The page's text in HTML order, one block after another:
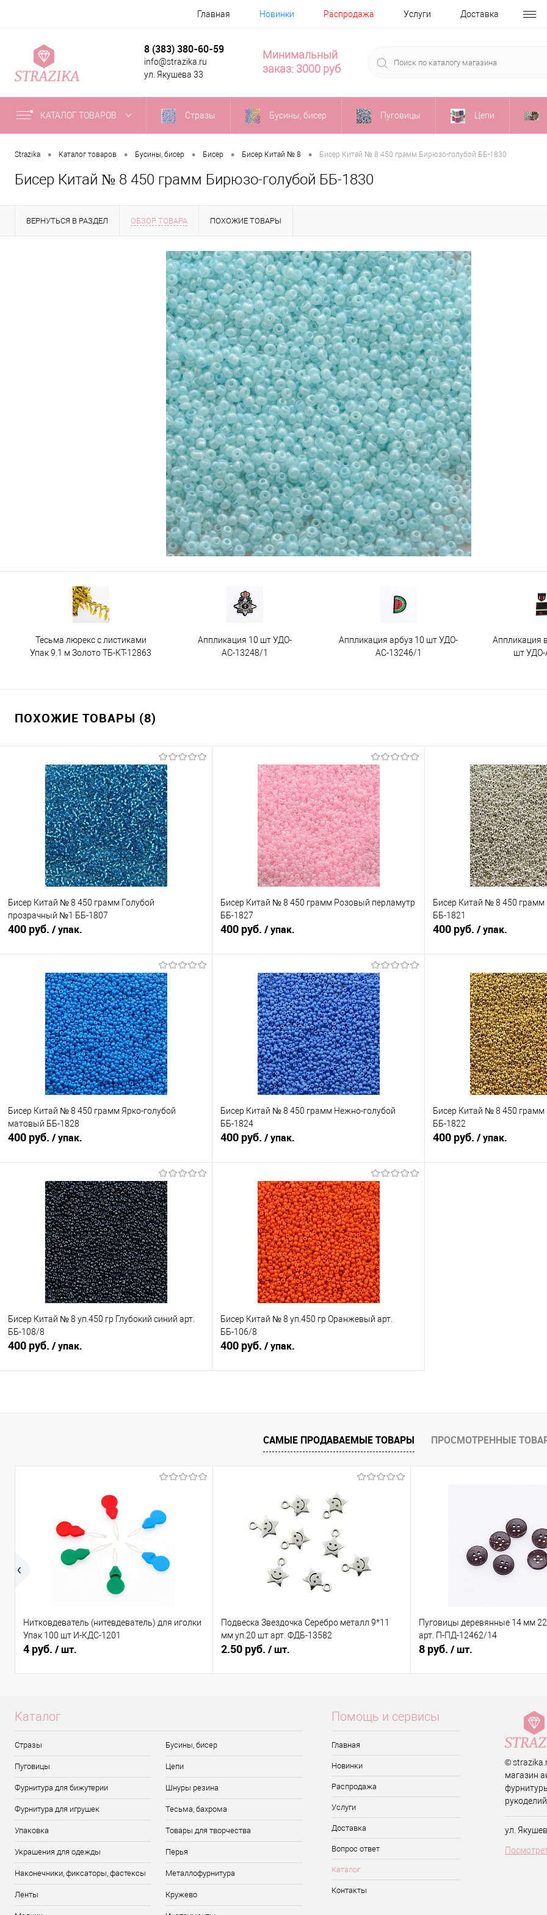
Главная Новинки Распродажа Услуги Доставка
8 (383) 380-60-59
info@strazika.ru
ул. Якушева 33
Минимальный
заказ: 3000 руб
КАТАЛОГ ТОВАРОВ Стразы Бусины, бисер Пуговицы Цепи
Strazika • Каталог товаров • Бусины, бисер • Бисер • Бисер Китай № 8 • Бисер Китай № 8 450 грамм Бирюзо-голубой ББ-1830
Бисер Китай № 8 450 грамм Бирюзо-голубой ББ-1830
ВЕРНУТЬСЯ В РАЗДЕЛ ОБЗОР ТОВАРА ПОХОЖИЕ ТОВАРЫ
Тесьма люрекс с листиками
Упак 9.1 м Золото ТБ-КТ-12863
Аппликация 10 шт УДО-
АС-13248/1
Аппликация арбуз 10 шт УДО-
АС-13246/1
Аппликация
шт
ПОХОЖИЕ ТОВАРЫ (8)
Бисер Китай № 8 450 грамм Голубой
прозрачный №1 ББ-1807
400 руб. / упак.
В корзину
Сравнение
В избранное
Под заказ
Бисер Китай № 8 450 грамм Розовый перламутр
ББ-1827
400 руб. / упак.
В корзину
Сравнение
В избранное
Под заказ
Бисер Китай № 8 450 грамм
ББ-1821
400 руб. / упак.
В
Сравнение
В избранное
Бисер Китай № 8 450 грамм Ярко-голубой
матовый ББ-1828
400 руб. / упак.
В корзину
Сравнение
В избранное
Под заказ
Бисер Китай № 8 450 грамм Нежно-голубой
ББ-1824
400 руб. / упак.
В корзину
Сравнение
В избранное
Под заказ
Бисер Китай № 8 450 грамм
ББ-1822
400 руб. / упак.
Бисер Китай № 8 уп.450 гр Глубокий синий арт.
ББ-108/8
400 руб. / упак.
Бисер Китай № 8 уп.450 гр Оранжевый арт.
ББ-106/8
400 руб. / упак.
САМЫЕ ПРОДАВАЕМЫЕ ТОВАРЫ ПРОСМОТРЕННЫЕ
Нитковдеватель (нитевдеватель) для иголки
Упак 100 шт И-КДС-1201
4 руб. / шт.
Подвеска Звездочка Серебро металл 9*11
мм уп.20 шт арт. ФДБ-13582
2.50 руб. / шт.
Пуговицы деревянные 14 мм
арт. П-ПД-12462/14
8 руб. / шт.
Каталог
Стразы Бусины, бисер
Пуговицы Цепи
Фурнитура для бижутерии Шнуры резина
Фурнитура для игрушек Тесьма, бахрома
Упаковка Товары для творчества
Украшения для одежды Перья
Наконечники, фиксаторы, фастексы Металлофурнитура
Ленты Кружево
Помощь и сервисы
Главная
Новинки
Распродажа
Услуги
Доставка
Вопрос ответ
Каталог
Контакты
©
магазин
ул.